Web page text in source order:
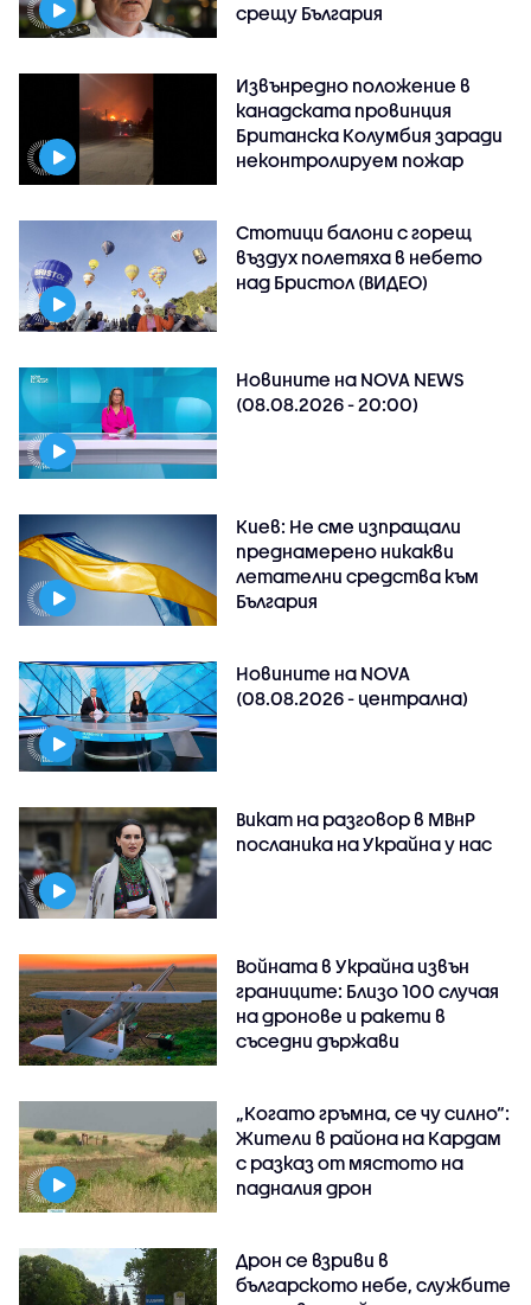
срещу България
Извънредно положение в
канадската провинция
Британска Колумбия заради
неконтролируем пожар
Стотици балони с горещ
въздух полетяха в небето
над Бристол (ВИДЕО)
Новините на NOVA NEWS
(08.08.2026 - 20:00)
Киев: Не сме изпращали
преднамерено никакви
летателни средства към
България
Новините на NOVA
(08.08.2026 - централна)
Викат на разговор в МВнР
посланика на Украйна у нас
Войната в Украйна извън
границите: Близо 100 случая
на дронове и ракети в
съседни държави
„Когато гръмна, се чу силно“:
Жители в района на Кардам
с разказ от мястото на
падналия дрон
Дрон се взриви в
българското небе, службите